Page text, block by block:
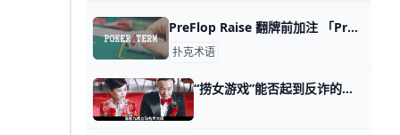
PreFlop Raise 翻牌前加注 「PreFlop Raise」可以翻译成「翻牌前加注」，是德州扑克中的一种标准动作，指的是在发出底牌但在翻牌、转牌和河牌之前的回合中提高下注的
扑克术语
“捞女游戏”能否起到反诈的作用？ 回答一个满级读者的问题，他留言请我务必点评下某一款大火的游戏。 游戏的名字叫做《捞女游戏》，玩家可以在游戏当中以男性视角来体验和所谓捞女交往的